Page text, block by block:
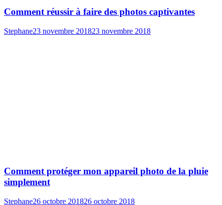
Comment réussir à faire des photos captivantes
Stephane23 novembre 201823 novembre 2018
Comment protéger mon appareil photo de la pluie
simplement
Stephane26 octobre 201826 octobre 2018